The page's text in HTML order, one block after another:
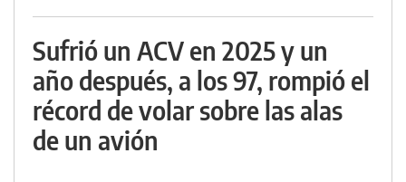
Sufrió un ACV en 2025 y un
año después, a los 97, rompió el
récord de volar sobre las alas
de un avión